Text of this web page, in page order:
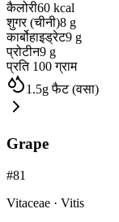
कैलोरी60 kcal
शुगर (चीनी)8 g
कार्बोहाइड्रेट9 g
प्रोटीन9 g
प्रति 100 ग्राम
1.5gफैट (वसा)
Grape
#81
Vitaceae · Vitis